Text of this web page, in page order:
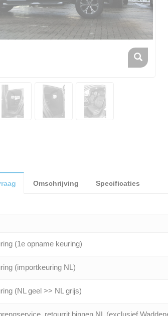
Omschrijving Specificaties
(1e opname keuring)
(importkeuring NL)
(NL geel >> NL grijs)
retourrit binnen NL (exclusief